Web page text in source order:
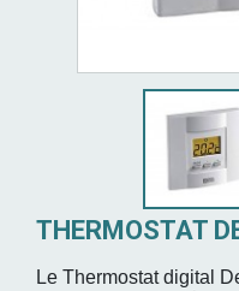
THERMOSTAT
Le Thermostat digital